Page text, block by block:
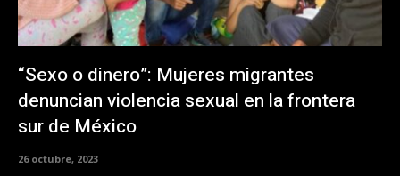
“Sexo o dinero”: Mujeres migrantes
denuncian violencia sexual en la frontera
sur de México
26 octubre, 2023